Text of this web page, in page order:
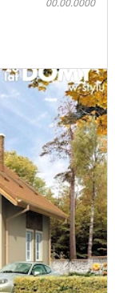
00.00.0000